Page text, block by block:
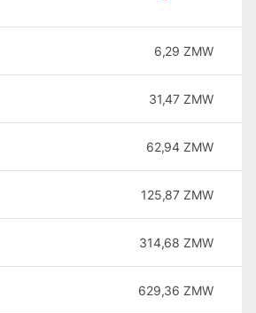
6,29 ZMW
31,47 ZMW
62,94 ZMW
125,87 ZMW
314,68 ZMW
629,36 ZMW